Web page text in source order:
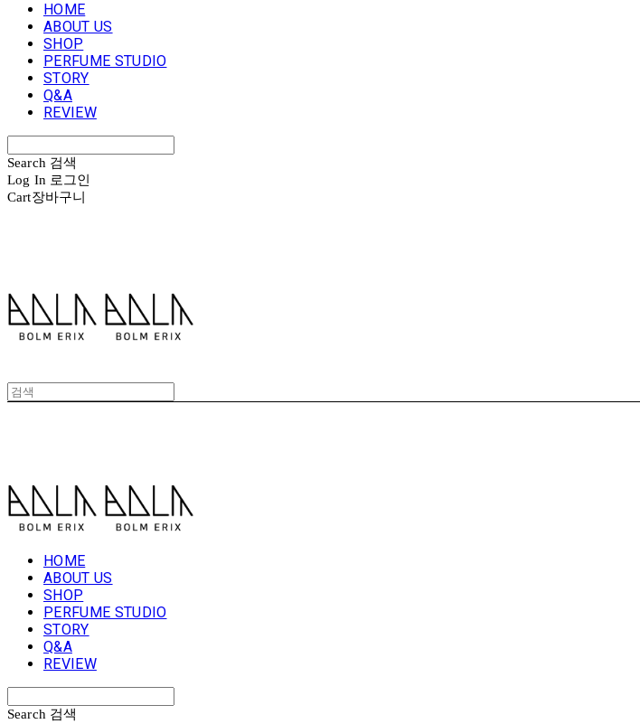
HOME
ABOUT US
SHOP
PERFUME STUDIO
STORY
Q&A
REVIEW
Search 검색
Log In 로그인
Cart장바구니
HOME
ABOUT US
SHOP
PERFUME STUDIO
STORY
Q&A
REVIEW
Search 검색